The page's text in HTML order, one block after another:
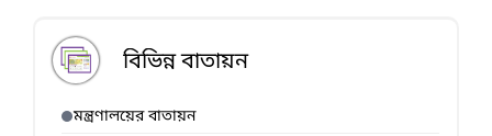
বিভিন্ন বাতায়ন
মন্ত্রণালয়ের বাতায়ন